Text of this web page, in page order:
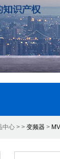
中心 > > 变频器 >